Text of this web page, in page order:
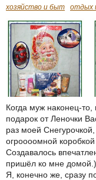
хозяйство и быт отдых
Когда муж наконец-
подарок от Леночки
раз моей
огроооомной
Создавалось
пришёл ко мне
Я, конечно же, сразу